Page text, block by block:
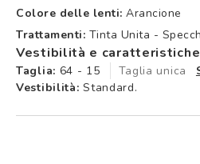
Colore delle lenti: Arancione
Trattamenti: Tinta Unita -
Vestibilità e
Taglia: 64 - 15 Taglia unica
Vestibilità: Standard.